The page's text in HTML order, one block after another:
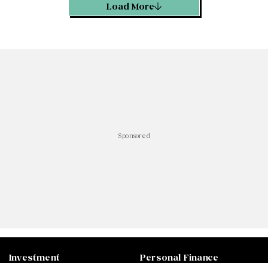
Load More
Sponsored
Investment Personal Finance